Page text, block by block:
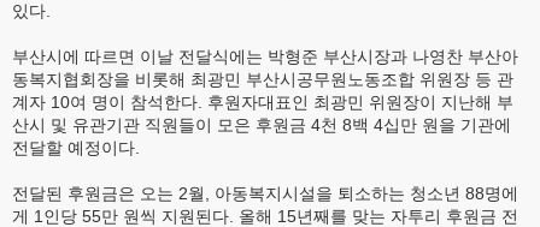
있다.
부산시에 따르면 이날 전달식에는 박형준 부산시장과 나영찬 부산아
동복지협회장을 비롯해 최광민 부산시공무원노동조합 위원장 등 관
계자 10여 명이 참석한다. 후원자대표인 최광민 위원장이 지난해 부
산시 및 유관기관 직원들이 모은 후원금 4천 8백 4십만 원을 기관에
전달할 예정이다.
전달된 후원금은 오는 2월, 아동복지시설을 퇴소하는 청소년 88명에
게 1인당 55만 원씩 지원된다. 올해 15년째를 맞는 자투리 후원금 전